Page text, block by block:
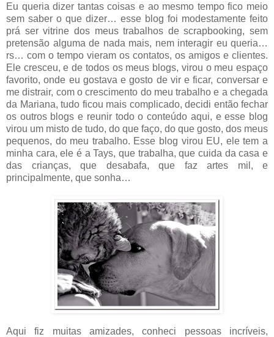
Eu queria dizer tantas coisas e ao mesmo tempo fico meio
sem saber o que dizer… esse blog foi modestamente feito
prá ser vitrine dos meus trabalhos de scrapbooking, sem
pretensão alguma de nada mais, nem interagir eu queria…
rs… com o tempo vieram os contatos, os amigos e clientes.
Ele cresceu, e de todos os meus blogs, virou o meu espaço
favorito, onde eu gostava e gosto de vir e ficar, conversar e
me distrair, com o crescimento do meu trabalho e a chegada
da Mariana, tudo ficou mais complicado, decidi então fechar
os outros blogs e reunir todo o conteúdo aqui, e esse blog
virou um misto de tudo, do que faço, do que gosto, dos meus
pequenos, do meu trabalho. Esse blog virou EU, ele tem a
minha cara, ele é a Tays, que trabalha, que cuida da casa e
das crianças, que desabafa, que faz artes mil, e
principalmente, que sonha…
Aqui fiz muitas amizades, conheci pessoas incríveis,